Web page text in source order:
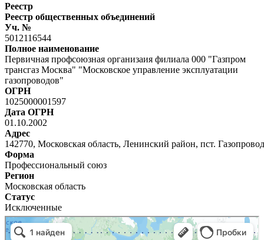
Реестр
Реестр общественных объединений
Уч. №
5012116544
Полное наименование
Первичная профсоюзная организаия филиала 000 "Газпром
трансгаз Москва" "Московское управление эксплуатации
газопроводов"
ОГРН
1025000001597
Дата ОГРН
01.10.2002
Адрес
142770, Московская область, Ленинский район, пст. Газопровод
Форма
Профессиональный союз
Регион
Московская область
Статус
Исключенные